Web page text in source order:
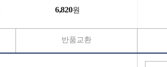
6,820원
반품교환